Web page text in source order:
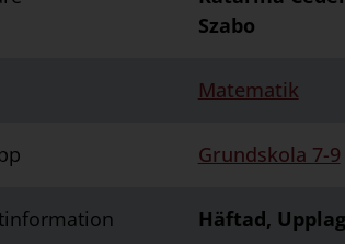
Szabo
Matematik
Grundskola 7-9
Häftad,